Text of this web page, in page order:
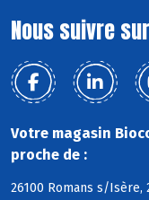
Nous suivre sur
Votre magasin
proche de :
26100 Romans s/Isère,